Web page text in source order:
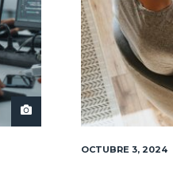
OCTUBRE 3, 2024